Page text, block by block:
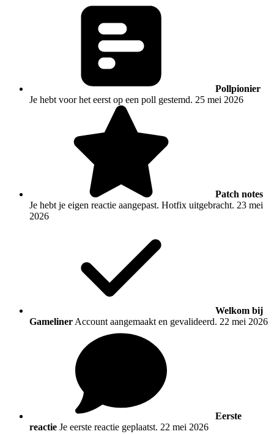
Pollpionier
Je hebt voor het eerst op een poll gestemd. 25 mei 2026
Patch notes
Je hebt je eigen reactie aangepast. Hotfix uitgebracht. 23 mei
2026
Welkom bij
Gameliner Account aangemaakt en gevalideerd. 22 mei 2026
Eerste
reactie Je eerste reactie geplaatst. 22 mei 2026